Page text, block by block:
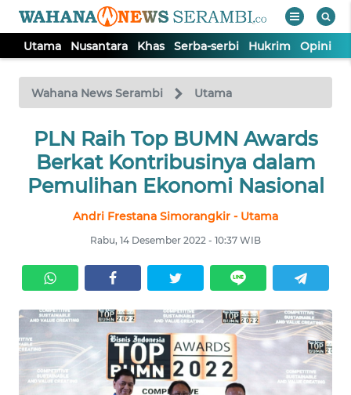
Utama Nusantara Khas Serba-serbi Hukrim Opini
Wahana News Serambi Utama
PLN Raih Top BUMN Awards
Berkat Kontribusinya dalam
Pemulihan Ekonomi Nasional
Andri Frestana Simorangkir - Utama
Rabu, 14 Desember 2022 - 10:37 WIB
TV
Tutup
UTAMA
NUSANTARA
SERBA-
SERBI
HUKRIM
OPINI